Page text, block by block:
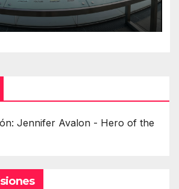
Jennifer Avalon - Hero of the